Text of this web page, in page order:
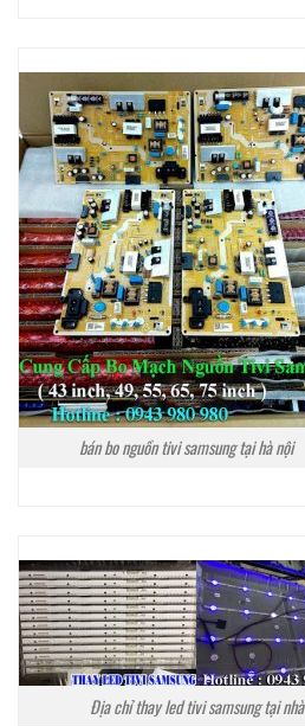
bán bo nguồn tivi samsung tại hà nội
Địa chỉ thay led tivi samsung tại nhà